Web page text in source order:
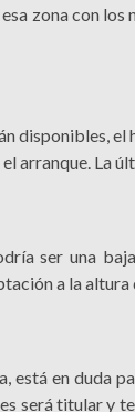
zona con
disponibles,
arranque. La
ser una
a la altura
está en duda
será titular y